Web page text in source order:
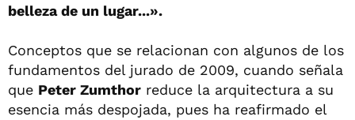
belleza de un lugar...».
Conceptos que se relacionan con algunos de los
fundamentos del jurado de 2009, cuando señala
que Peter Zumthor reduce la arquitectura a su
esencia más despojada, pues ha reafirmado el